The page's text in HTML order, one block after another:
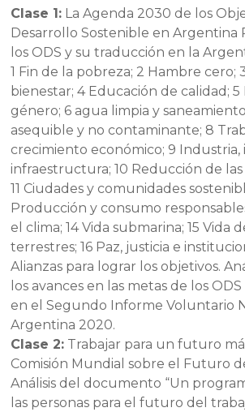
Clase 1: La Agenda 2030 de los
Desarrollo Sostenible en Argentina
los ODS y su traducción en la
1 Fin de la pobreza; 2 Hambre cero;
bienestar; 4 Educación de calidad;
género; 6 agua limpia y
asequible y no contaminante; 8
crecimiento económico; 9 Industria,
infraestructura; 10 Reducción de
11 Ciudades y comunidades
Producción y consumo
el clima; 14 Vida submarina; 15 Vida
terrestres; 16 Paz, justicia e
Alianzas para lograr los objetivos.
los avances en las metas de los
en el Segundo Informe Voluntario
Argentina 2020.
Clase 2: Trabajar para un futuro
Comisión Mundial sobre el Futuro
Análisis del documento “Un
las personas para el futuro del